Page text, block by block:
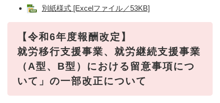
別紙様式 [Excelファイル／53KB]
【令和6年度報酬改定】
​​就労移行支援事業、就労継続支援事業
（A型、B型）における留意事項につ
いて」の一部改正について